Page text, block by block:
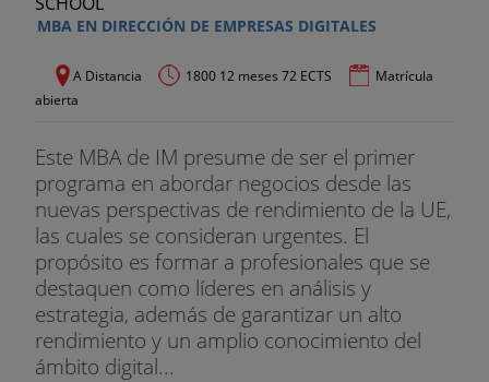
MBA EN DIRECCIÓN DE EMPRESAS DIGITALES
A Distancia 1800 12 meses 72 ECTS
Matrícula
abierta
Este MBA de IM presume de ser el primer
programa en abordar negocios desde las
nuevas perspectivas de rendimiento de la UE,
las cuales se consideran urgentes. El
propósito es formar a profesionales que se
destaquen como líderes en análisis y
estrategia, además de garantizar un alto
rendimiento y un amplio conocimiento del
ámbito digital...